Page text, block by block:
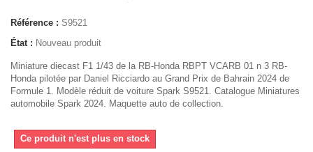
Référence : S9521
État : Nouveau produit
Miniature diecast F1 1/43 de la RB-Honda RBPT VCARB 01 n 3 RB-
Honda pilotée par Daniel Ricciardo au Grand Prix de Bahrain 2024 de
Formule 1. Modèle réduit de voiture Spark S9521. Catalogue Miniatures
automobile Spark 2024. Maquette auto de collection.
Ce produit n'est plus en stock